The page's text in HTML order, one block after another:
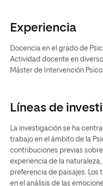
Experiencia
Docencia en el grado de
Actividad docente en
Máster de Intervención
Líneas de
La investigación se ha
trabajo en el ámbito de la
contribuciones previas
experiencia de la
preferencia de paisajes. Los
en el análisis de las